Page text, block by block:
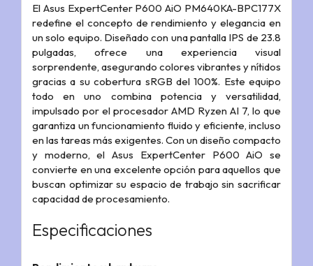
El Asus ExpertCenter P600 AiO PM640KA-BPC177X
redefine el concepto de rendimiento y elegancia en
un solo equipo. Diseñado con una pantalla IPS de 23.8
pulgadas, ofrece una experiencia visual
sorprendente, asegurando colores vibrantes y nítidos
gracias a su cobertura sRGB del 100%. Este equipo
todo en uno combina potencia y versatilidad,
impulsado por el procesador AMD Ryzen AI 7, lo que
garantiza un funcionamiento fluido y eficiente, incluso
en las tareas más exigentes. Con un diseño compacto
y moderno, el Asus ExpertCenter P600 AiO se
convierte en una excelente opción para aquellos que
buscan optimizar su espacio de trabajo sin sacrificar
capacidad de procesamiento.
Especificaciones